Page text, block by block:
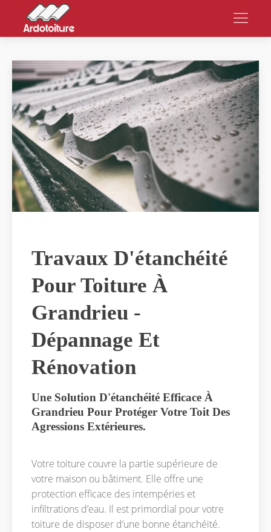
Travaux D'étanchéité
Pour Toiture À
Grandrieu -
Dépannage Et
Rénovation
Une Solution D'étanchéité Efficace À
Grandrieu Pour Protéger Votre Toit Des
Agressions Extérieures.
Votre toiture couvre la partie supérieure de
votre maison ou bâtiment. Elle offre une
protection efficace des intempéries et
infiltrations d’eau. Il est primordial pour votre
toiture de disposer d’une bonne étanchéité.